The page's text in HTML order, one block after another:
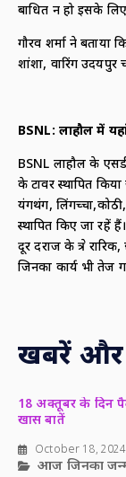
बाधित न हो इसके
गौरव शर्मा ने
शांशा, वारिंग
BSNL: लाहौल में
BSNL लाहौल के
के टावर स्थापित
यंगथंग,
स्थापित किए जा रहें
दूर दराज के क्षेत्र
जिनका कार्य भी तेज
खबरें और
18 अक्तूबर के दिन
खास बातें
October 18, 2024
आज जिनका